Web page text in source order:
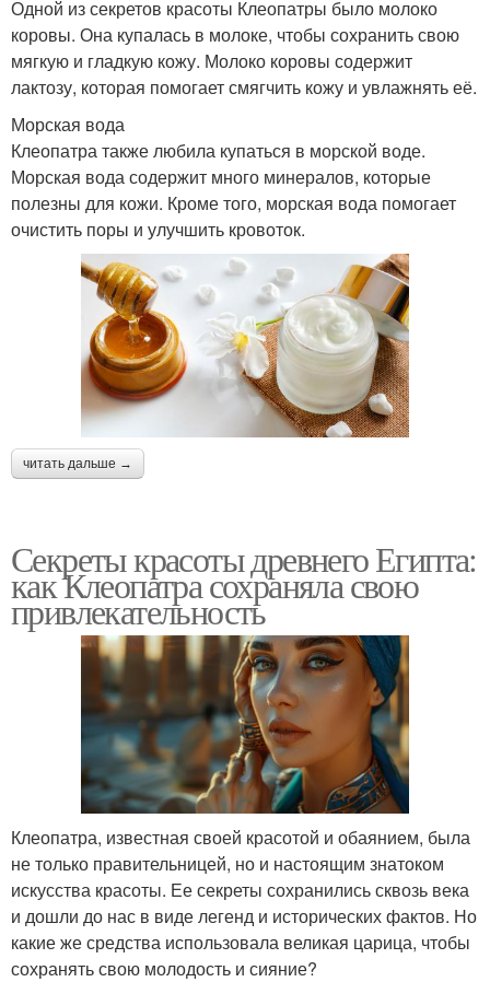
Одной из секретов красоты Клеопатры было молоко
коровы. Она купалась в молоке, чтобы сохранить свою
мягкую и гладкую кожу. Молоко коровы содержит
лактозу, которая помогает смягчить кожу и увлажнять её.
Морская вода
Клеопатра также любила купаться в морской воде.
Морская вода содержит много минералов, которые
полезны для кожи. Кроме того, морская вода помогает
очистить поры и улучшить кровоток.
читать дальше →
Секреты красоты древнего Египта:
как Клеопатра сохраняла свою
привлекательность
Клеопатра, известная своей красотой и обаянием, была
не только правительницей, но и настоящим знатоком
искусства красоты. Ее секреты сохранились сквозь века
и дошли до нас в виде легенд и исторических фактов. Но
какие же средства использовала великая царица, чтобы
сохранять свою молодость и сияние?